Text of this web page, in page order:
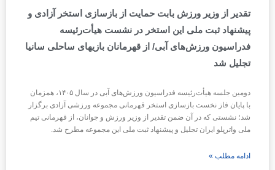
تقدیر از وزیر ورزش بابت حمایت از بازسازی استخر آزادی و
پیشنهاد ثبت ملی این استخر در نشست هیأت‌رئیسه
فدراسیون ورزش‌های آبی/ از قهرمانان بازیهای ساحلی سانیا
تجلیل شد
دومین جلسه هیأت‌رئیسه فدراسیون ورزش‌های آبی در سال ۱۴۰۵، همزمان
با پایان فاز نخست بازسازی استخر قهرمانی مجموعه ورزشی آزادی برگزار
شد؛ نشستی که در آن ضمن تقدیر از وزیر ورزش و جوانان، از قهرمانی تیم
ملی واترپلو ایران تجلیل و پیشنهاد ثبت ملی این مجموعه مطرح شد.
ادامه مطلب »